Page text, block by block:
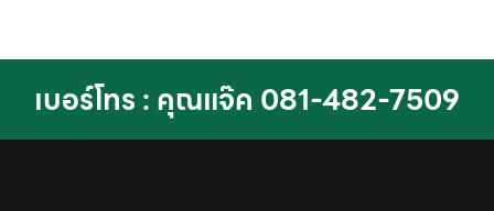
เบอร์โทร : คุณแจ๊ค 081-482-7509